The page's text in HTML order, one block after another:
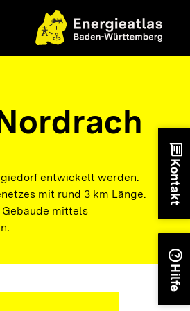
entwickelt werden.
mit rund 3 km Länge.
Gebäude mittels
chat
Kontakt
help
Hilfe